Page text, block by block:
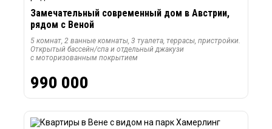
Замечательный современный дом в Австрии,
рядом с Веной
5 комнат, 2 ванные комнаты, 3 туалета, террасы, пристройки.
Открытый бассейн/спа и отдельный джакузи
с моторизованным покрытием
990 000